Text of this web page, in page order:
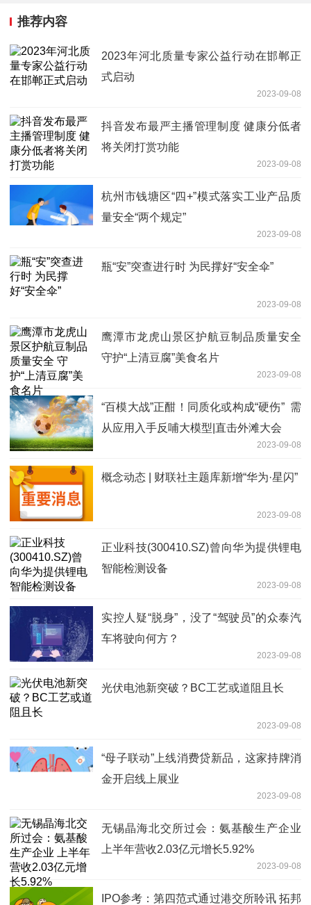
推荐内容
2023年河北质量专家公益行动在邯郸正
式启动
2023-09-08
抖音发布最严主播管理制度 健康分低者
将关闭打赏功能
2023-09-08
杭州市钱塘区“四+”模式落实工业产品质
量安全“两个规定”
2023-09-08
瓶“安”突查进行时 为民撑好“安全伞”
2023-09-08
鹰潭市龙虎山景区护航豆制品质量安全
守护“上清豆腐”美食名片
2023-09-08
“百模大战”正酣！同质化或构成“硬伤” 需
从应用入手反哺大模型|直击外滩大会
2023-09-08
概念动态 | 财联社主题库新增“华为·星闪”
2023-09-08
正业科技(300410.SZ)曾向华为提供锂电
智能检测设备
2023-09-08
实控人疑“脱身”，没了“驾驶员”的众泰汽
车将驶向何方？
2023-09-08
光伏电池新突破？BC工艺或道阻且长
2023-09-08
“母子联动”上线消费贷新品，这家持牌消
金开启线上展业
2023-09-08
无锡晶海北交所过会：氨基酸生产企业
上半年营收2.03亿元增长5.92%
2023-09-08
IPO参考：第四范式通过港交所聆讯 拓邦